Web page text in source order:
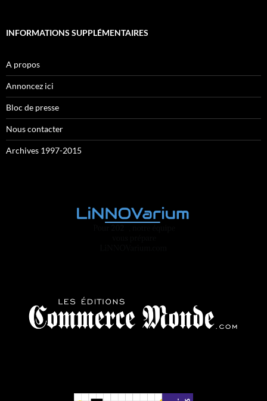
INFORMATIONS SUPPLÉMENTAIRES
A propos
Annoncez ici
Bloc de presse
Nous contacter
Archives 1997-2015